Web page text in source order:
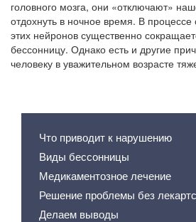
головного мозга, они «отключают»
отдохнуть в ночное время. В процессе
этих нейронов существенно
бессонницу. Однако есть и другие
человеку в уважительном возрасте
Что приводит к нарушению
Виды бессонницы
Медикаментозное лечение
Решение проблемы без
Делаем выводы